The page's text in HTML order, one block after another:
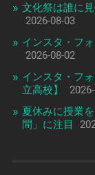
文化祭は誰に
2026-08-03
インスタ・フ
2026-08-02
インスタ・フ
立高校】
夏休みに授業
間」に注目